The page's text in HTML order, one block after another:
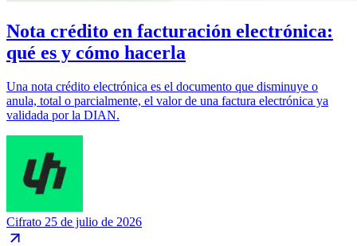
Nota crédito en facturación electrónica:
qué es y cómo hacerla
Una nota crédito electrónica es el documento que disminuye o
anula, total o parcialmente, el valor de una factura electrónica ya
validada por la DIAN.
Cifrato 25 de julio de 2026